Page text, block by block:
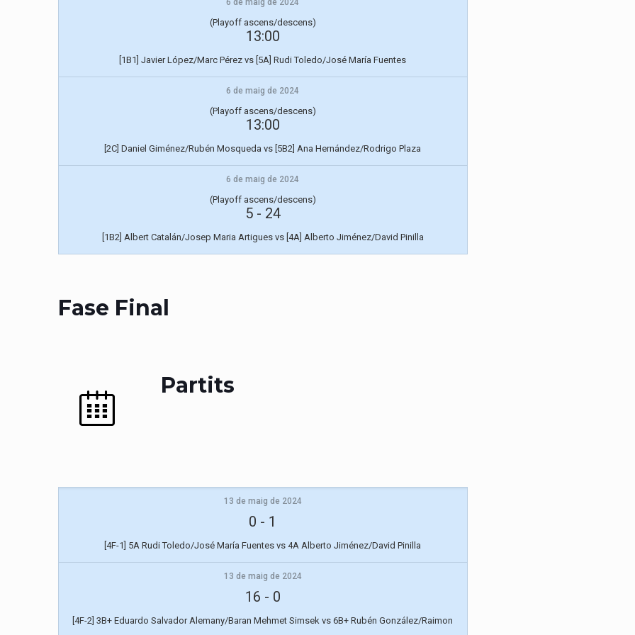
6 de maig de 2024
(Playoff ascens/descens)
13:00
[1B1] Javier López/Marc Pérez vs [5A] Rudi Toledo/José María Fuentes
6 de maig de 2024
(Playoff ascens/descens)
13:00
[2C] Daniel Giménez/Rubén Mosqueda vs [5B2] Ana Hernández/Rodrigo Plaza
6 de maig de 2024
(Playoff ascens/descens)
5- 24
[1B2] Albert Catalán/Josep Maria Artigues vs [4A] Alberto Jiménez/David Pinilla
Fase Final
Partits
13 de maig de 2024
0 - 1
[4F-1] 5A Rudi Toledo/José María Fuentes vs 4A Alberto Jiménez/David Pinilla
13 de maig de 2024
16 - 0
[4F-2] 3B+ Eduardo Salvador Alemany/Baran Mehmet Simsek vs 6B+ Rubén González/Raimon